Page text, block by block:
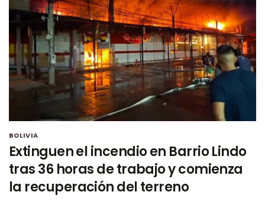
BOLIVIA
Extinguen el incendio en Barrio Lindo
tras 36 horas de trabajo y comienza
la recuperación del terreno